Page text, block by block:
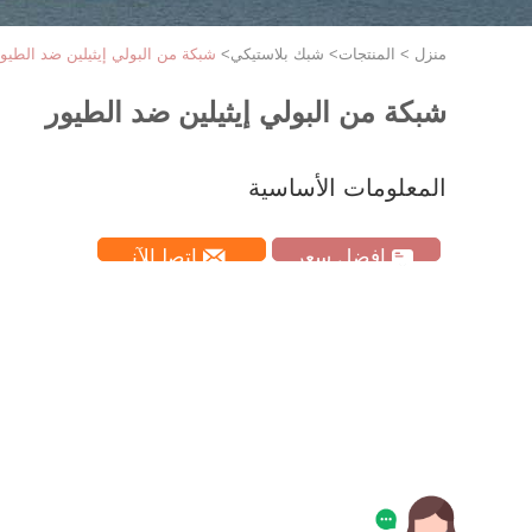
منزل > المنتجات> شبك بلاستيكي> شبكة من البولي إيثيلين ضد
شبكة من البولي إيثيلين ضد الطيور
المعلومات الأساسية
افضل سعر ﺎﺘﺼﻟ ﺍﻶﻧ